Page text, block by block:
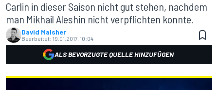
Carlin in dieser Saison nicht gut stehen, nachdem
man Mikhail Aleshin nicht verpflichten konnte.
David Malsher
Bearbeitet: 19.01.2017, 10:04
ALS BEVORZUGTE QUELLE HINZUFÜGEN